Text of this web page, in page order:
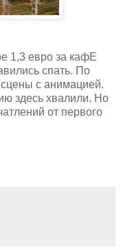
1,3 евро за кафЕ
спать. По
с анимацией.
здесь хвалили. Но
от первого